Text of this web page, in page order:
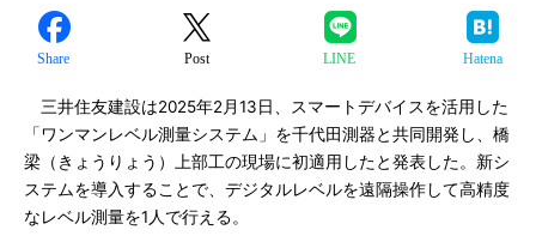
Share Post LINE Hatena
三井住友建設は2025年2月13日、スマートデバイスを活用した
「ワンマンレベル測量システム」を千代田測器と共同開発し、橋
梁（きょうりょう）上部工の現場に初適用したと発表した。新シ
ステムを導入することで、デジタルレベルを遠隔操作して高精度
なレベル測量を1人で行える。